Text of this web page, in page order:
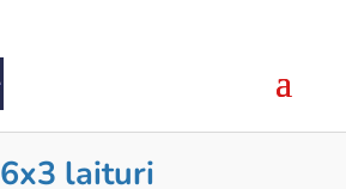
6x3 laituri